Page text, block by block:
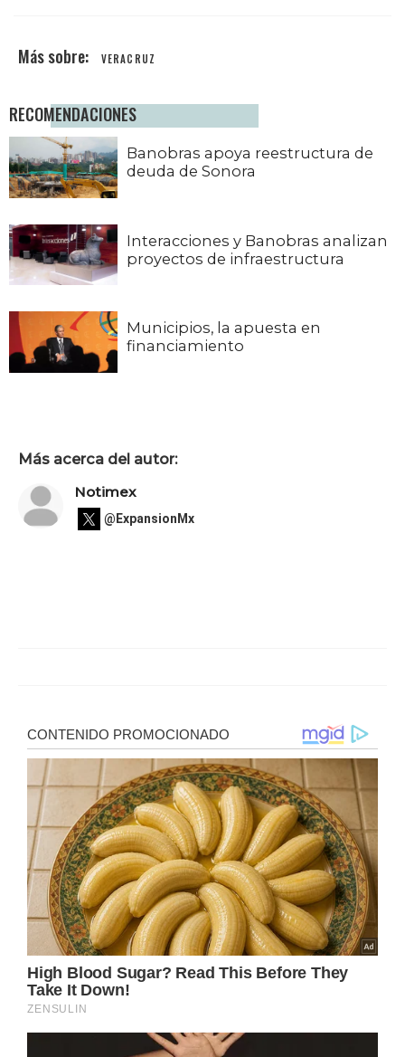
VERACRUZ
RECOMENDACIONES
Banobras apoya reestructura de
deuda de Sonora
Interacciones y Banobras analizan
proyectos de infraestructura
Municipios, la apuesta en
financiamiento
Más acerca del autor:
Notimex
@ExpansionMx